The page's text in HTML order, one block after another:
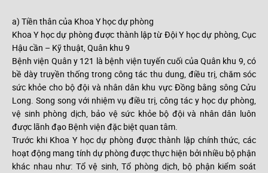
a) Tiền thân của Khoa Y học dự phòng
Khoa Y học dự phòng được thành lập từ Đội Y học dự phòng, Cục
Hậu cần – Kỹ thuật, Quân khu 9
Bệnh viện Quân y 121 là bệnh viện tuyến cuối của Quân khu 9, có
bề dày truyền thống trong công tác thu dung, điều trị, chăm sóc
sức khỏe cho bộ đội và nhân dân khu vực Đồng bằng sông Cửu
Long. Song song với nhiệm vụ điều trị, công tác y học dự phòng,
vệ sinh phòng dịch, bảo vệ sức khỏe bộ đội và nhân dân luôn
được lãnh đạo Bệnh viện đặc biệt quan tâm.
Trước khi Khoa Y học dự phòng được thành lập chính thức, các
hoạt động mang tính dự phòng được thực hiện bởi nhiều bộ phận
khác nhau như: Tổ vệ sinh, Tổ phòng dịch, bộ phận kiểm soát